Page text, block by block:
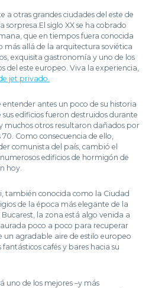
otras grandes ciudades del este de
sorpresa.El siglo XX se ha cobrado
que en tiempos fuera conocida
más allá de la arquitectura soviética
exquisita gastronomía y uno de los
del este europeo. Viva la experiencia,
jet privado.
entender antes un poco de su historia
edificios fueron destruidos durante
muchos otros resultaron dañados por
Como consecuencia de ello,
comunista del país, cambió el
edificios de hormigón de
hoy.
también conocida como la Ciudad
de la época más elegante de la
la zona está algo venida a
poco a poco para recuperar
un agradable aire de estilo europeo
cafés y bares hacia su
uno de los mejores –y más